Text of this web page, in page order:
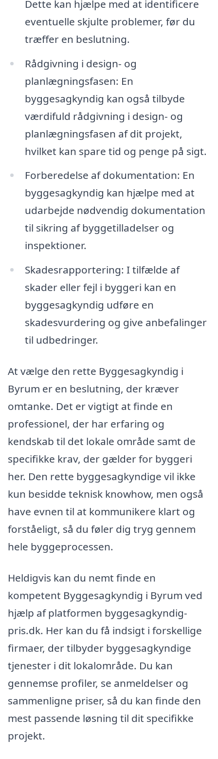
Dette kan hjælpe med at identificere
eventuelle skjulte problemer, før du
træffer en beslutning.
Rådgivning i design- og
planlægningsfasen: En
byggesagkyndig kan også tilbyde
værdifuld rådgivning i design- og
planlægningsfasen af dit projekt,
hvilket kan spare tid og penge på sigt.
Forberedelse af dokumentation: En
byggesagkyndig kan hjælpe med at
udarbejde nødvendig dokumentation
til sikring af byggetilladelser og
inspektioner.
Skadesrapportering: I tilfælde af
skader eller fejl i byggeri kan en
byggesagkyndig udføre en
skadesvurdering og give anbefalinger
til udbedringer.
At vælge den rette Byggesagkyndig i
Byrum er en beslutning, der kræver
omtanke. Det er vigtigt at finde en
professionel, der har erfaring og
kendskab til det lokale område samt de
specifikke krav, der gælder for byggeri
her. Den rette byggesagkyndige vil ikke
kun besidde teknisk knowhow, men også
have evnen til at kommunikere klart og
forståeligt, så du føler dig tryg gennem
hele byggeprocessen.
Heldigvis kan du nemt finde en
kompetent Byggesagkyndig i Byrum ved
hjælp af platformen byggesagkyndig-
pris.dk. Her kan du få indsigt i forskellige
firmaer, der tilbyder byggesagkyndige
tjenester i dit lokalområde. Du kan
gennemse profiler, se anmeldelser og
sammenligne priser, så du kan finde den
mest passende løsning til dit specifikke
projekt.